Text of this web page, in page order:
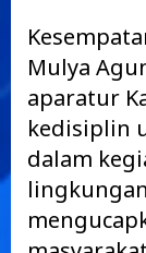
Mulya
aparatur
kedisiplin
dalam